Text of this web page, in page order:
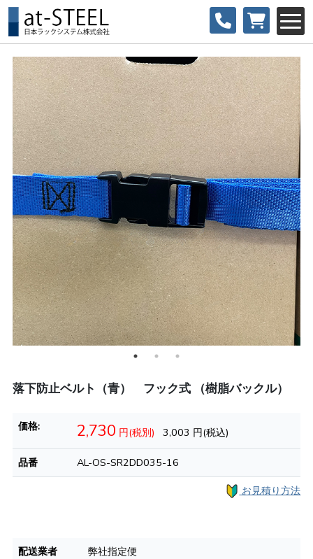
落下防止ベルト（青） フック式 （樹脂バックル）
価格: 2,730 円(税別) 3,003 円(税込)
品番 AL-OS-SR2DD035-16
お見積り方法
配送業者
弊社指定便